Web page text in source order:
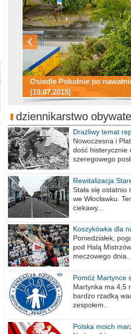
Osiedle Południe po
(19.07.2015)
Wizytówka Włocławka
polowanie wigilijne 2014
dziennikarstwo
Drażliwy temat
berlińska
Nowoczesna i
dość histerycznie
szeregowego
Rewitalizacja
Stała się ostatnio
we Włocławku.
ciekawy...
Koszykówka dla
Poniedziałek,
pod Halą
meczowego dnia..
Pomóż Martynce
Martynka ma 4,5
bardzo rzadką
zespołem..
Polska moich